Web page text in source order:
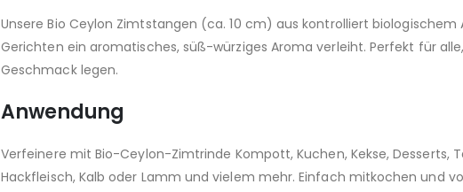
Unsere Bio Ceylon Zimtstangen (ca. 10 cm) aus kontrolliert biologischem
Gerichten ein aromatisches, süß-würziges Aroma verleiht. Perfekt für
Geschmack legen.
Anwendung
Verfeinere mit Bio-Ceylon-Zimtrinde Kompott, Kuchen, Kekse, Desserts,
Hackfleisch, Kalb oder Lamm und vielem mehr. Einfach mitkochen und